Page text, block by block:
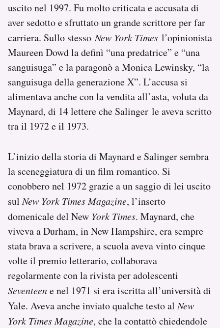
uscito nel 1997. Fu molto criticata e accusata di
aver sedotto e sfruttato un grande scrittore per far
carriera. Sullo stessoNew York Times l’opinionista
Maureen Dowd la definì “una predatrice” e “una
sanguisuga” e la paragonò a Monica Lewinsky, “la
sanguisuga della generazione X”. L’accusa si
alimentava anche con la vendita all’asta, voluta da
Maynard, di 14 lettere che Salinger le aveva scritto
tra il 1972 e il 1973.
L’inizio della storia di Maynard e Salinger sembra
la sceneggiatura di un film romantico. Si
conobbero nel 1972 grazie a un saggio di lei uscito
sulNew York Times Magazine, l’inserto
domenicale del New York Times. Maynard, che
viveva a Durham, in New Hampshire, era sempre
stata brava a scrivere, a scuola aveva vinto cinque
volte il premio letterario, collaborava
regolarmente con la rivista per adolescenti
Seventeene nel 1971 si era iscritta all’università di
Yale. Aveva anche inviato qualche testo alNew
York Times Magazine, che la contattò chiedendole